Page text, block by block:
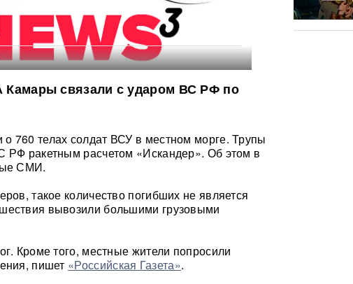
связали с ударом ВС РФ по
760 телах солдат ВСУ в местном морге. Трупы
РФ ракетным расчетом «Искандер». Об этом в
СМИ.
такое количество погибших не является
вывозили большими грузовыми
Кроме того, местные жители попросили
пишет «Российская Газета».